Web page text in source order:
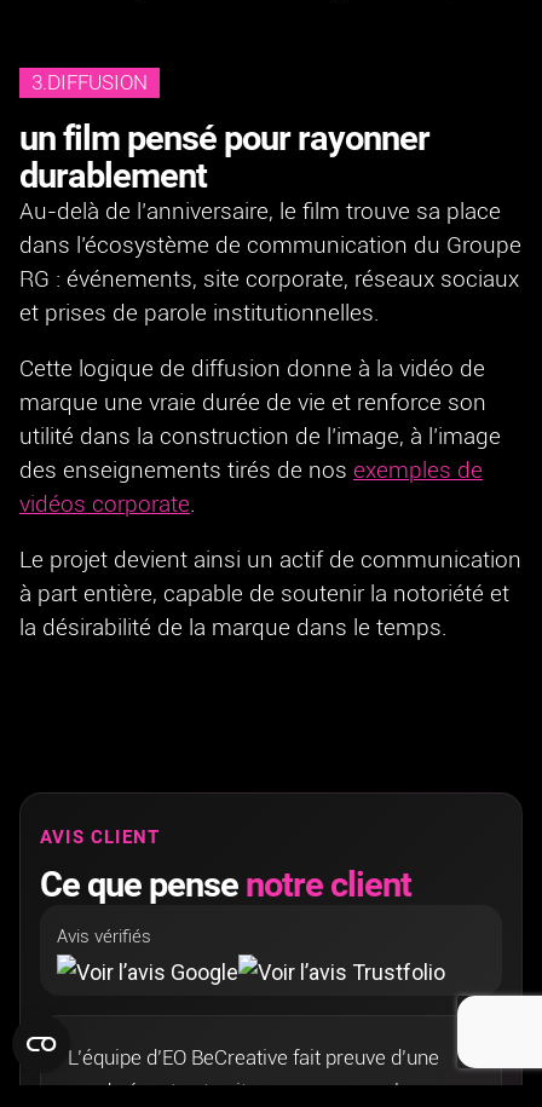
3.DIFFUSION
un film pensé pour rayonner
durablement
Au-delà de l’anniversaire, le film trouve sa place
dans l’écosystème de communication du Groupe
RG : événements, site corporate, réseaux sociaux
et prises de parole institutionnelles.
Cette logique de diffusion donne à la vidéo de
marque une vraie durée de vie et renforce son
utilité dans la construction de l’image, à l’image
des enseignements tirés de nos exemples de
vidéos corporate.
Le projet devient ainsi un actif de communication
à part entière, capable de soutenir la notoriété et
la désirabilité de la marque dans le temps.
AVIS CLIENT
Ce que pense notre client
Avis vérifiés
“L’équipe d’EO BeCreative fait preuve d’une
grande écoute et sait composer avec la